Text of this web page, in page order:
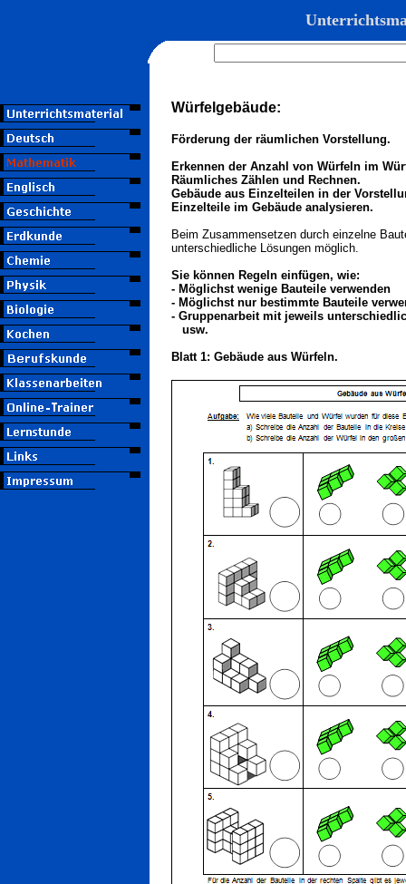
Würfelgebäude:
Förderung der räumlichen Vorstellung.
Erkennen der Anzahl von Würfeln im
Räumliches Zählen und Rechnen.
Gebäude aus Einzelteilen in der
Einzelteile im Gebäude analysieren.
Beim Zusammensetzen durch einzelne
unterschiedliche Lösungen möglich.
Sie können Regeln einfügen, wie:
- Möglichst wenige Bauteile verwenden
- Möglichst nur bestimmte Bauteile
- Gruppenarbeit mit jeweils
usw.
Blatt 1: Gebäude aus Würfeln.